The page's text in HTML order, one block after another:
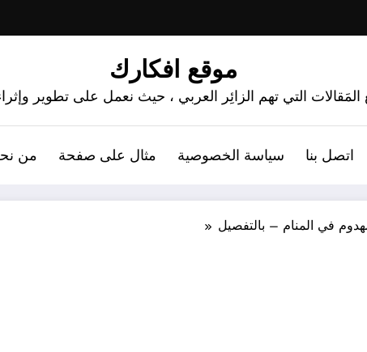
موقع افكارك
التي تهم الزائِر العربي ، حيث نعمل على تطوير
اتصل بنا سياسة الخصوصية مثال على صفحة من
في المنام – بالتفصيل